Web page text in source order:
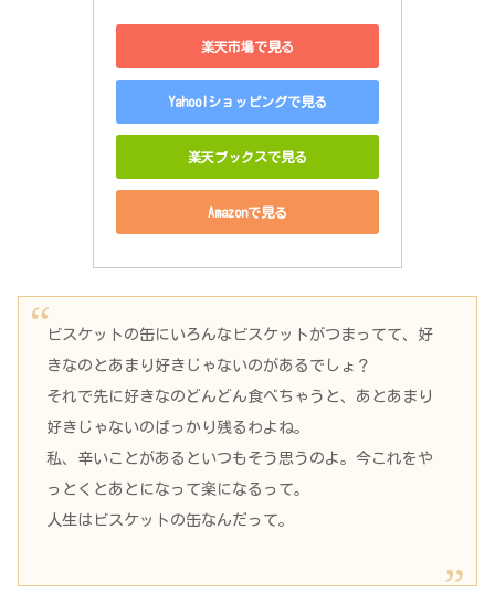
楽天市場で見る
Yahoo!ショッピングで見る
楽天ブックスで見る
Amazonで見る
ビスケットの缶にいろんなビスケットがつまってて、好
きなのとあまり好きじゃないのがあるでしょ？
それで先に好きなのどんどん食べちゃうと、あとあまり
好きじゃないのばっかり残るわよね。
私、辛いことがあるといつもそう思うのよ。今これをや
っとくとあとになって楽になるって。
人生はビスケットの缶なんだって。